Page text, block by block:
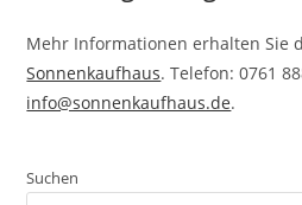
Mehr Informationen erhalten Sie
Sonnenkaufhaus. Telefon: 0761
info@sonnenkaufhaus.de.
Suchen